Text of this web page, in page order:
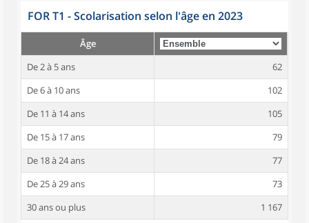
FOR T1 - Scolarisation selon l'âge en 2023
Âge
De 2 à 5 ans
62
De 6 à 10 ans
102
De 11 à 14 ans
105
De 15 à 17 ans
79
De 18 à 24 ans
77
De 25 à 29 ans
73
30 ans ou plus
1 167